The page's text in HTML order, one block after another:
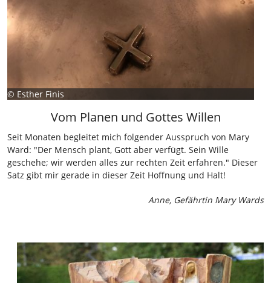
© Esther Finis
Vom Planen und Gottes Willen
Seit Monaten begleitet mich folgender Ausspruch von Mary
Ward: "Der Mensch plant, Gott aber verfügt. Sein Wille
geschehe; wir werden alles zur rechten Zeit erfahren." Dieser
Satz gibt mir gerade in dieser Zeit Hoffnung und Halt!
Anne, Gefährtin Mary Wards